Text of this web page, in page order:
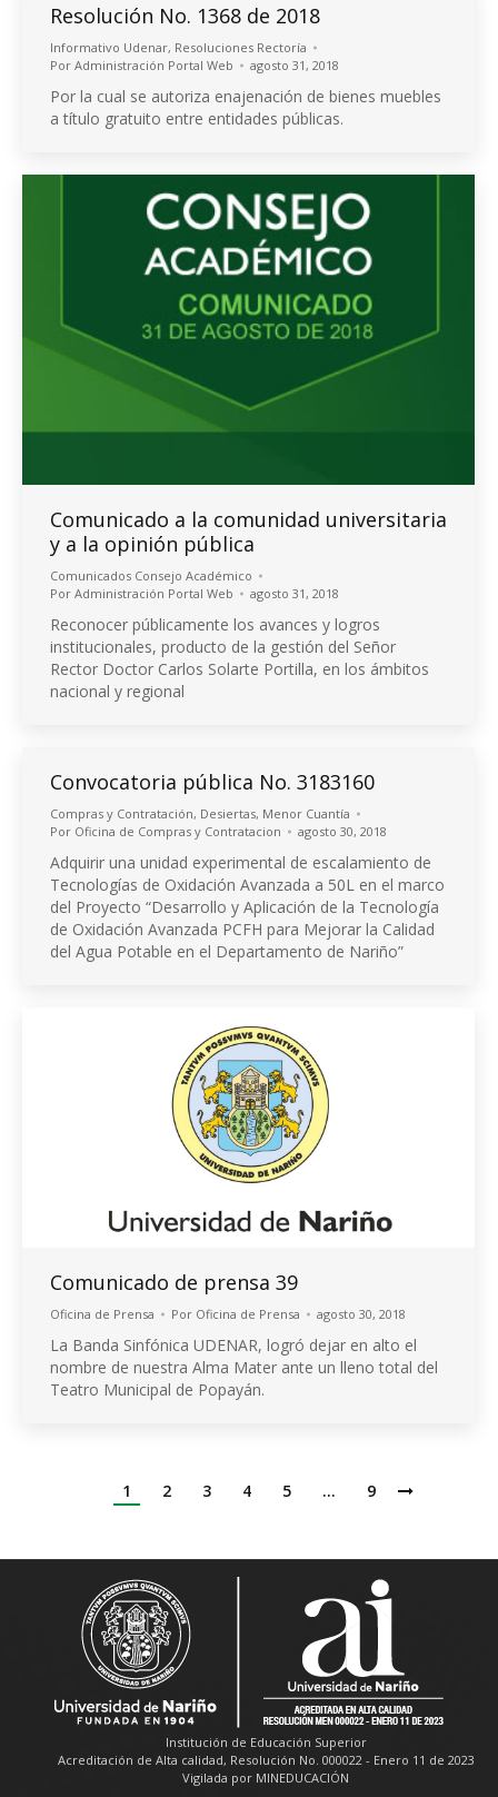
Resolución No. 1368 de 2018
Informativo Udenar, Resoluciones Rectoría
Por Administración Portal Web agosto 31, 2018
Por la cual se autoriza enajenación de bienes muebles
a título gratuito entre entidades públicas.
Comunicado a la comunidad universitaria
y a la opinión pública
Comunicados Consejo Académico
Por Administración Portal Web agosto 31, 2018
Reconocer públicamente los avances y logros
institucionales, producto de la gestión del Señor
Rector Doctor Carlos Solarte Portilla, en los ámbitos
nacional y regional
Convocatoria pública No. 3183160
Compras y Contratación, Desiertas, Menor Cuantía
Por Oficina de Compras y Contratacion agosto 30, 2018
Adquirir una unidad experimental de escalamiento de
Tecnologías de Oxidación Avanzada a 50L en el marco
del Proyecto “Desarrollo y Aplicación de la Tecnología
de Oxidación Avanzada PCFH para Mejorar la Calidad
del Agua Potable en el Departamento de Nariño”
Comunicado de prensa 39
Oficina de Prensa Por Oficina de Prensa agosto 30, 2018
La Banda Sinfónica UDENAR, logró dejar en alto el
nombre de nuestra Alma Mater ante un lleno total del
Teatro Municipal de Popayán.
1 2 3 4 5 … 9
Institución de Educación Superior
Acreditación de Alta calidad, Resolución No. 000022 - Enero 11 de 2023
Vigilada por MINEDUCACIÓN